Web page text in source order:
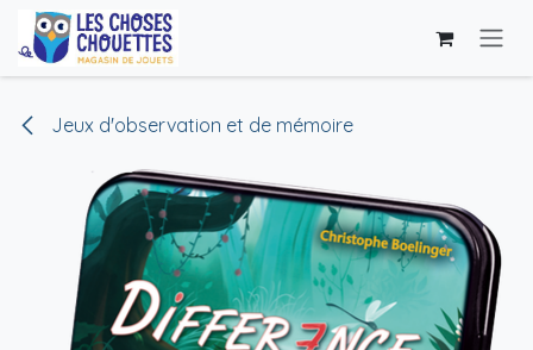
Se rendre au contenu
Jeux d'observation et de mémoire